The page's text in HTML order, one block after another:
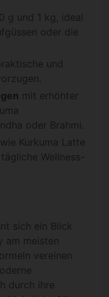
g und 1 kg, ideal
oder die
und
mit erhöhter
oder Brahmi.
wie Kurkuma Latte
Wellness-
sich ein Blick
am meisten
vereinen
durch ihre